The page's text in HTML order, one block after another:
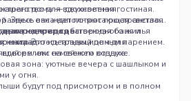
для вдохновения,
Здесь вас ждет потрясающая светлая
света», собственная баня и
костра.
дома — двухсветная гостиная.
окна наполняют пространство
редкое для загородного жилья
Это идеальный дом для
или семейного отдыха.
на природе:
насладитесь традиционным парением.
релакс на свежем воздухе.
зона: уютные вечера с шашлыком и
у огня.
будут под присмотром и в полном